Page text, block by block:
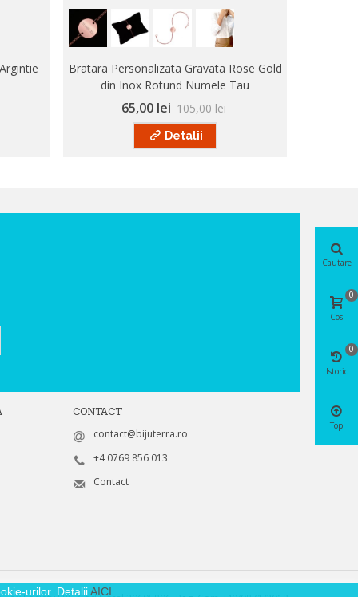
Bratara Personalizata Gravata Rose Gold
din Inox Rotund Numele Tau
65,00 lei 105,00 lei
Detalii
CONTACT
contact@bijuterra.ro
+4 0769 856 013
Contact
urilor. DetaliiAICI
Cautare
Cos
0
Istoric
0
Top